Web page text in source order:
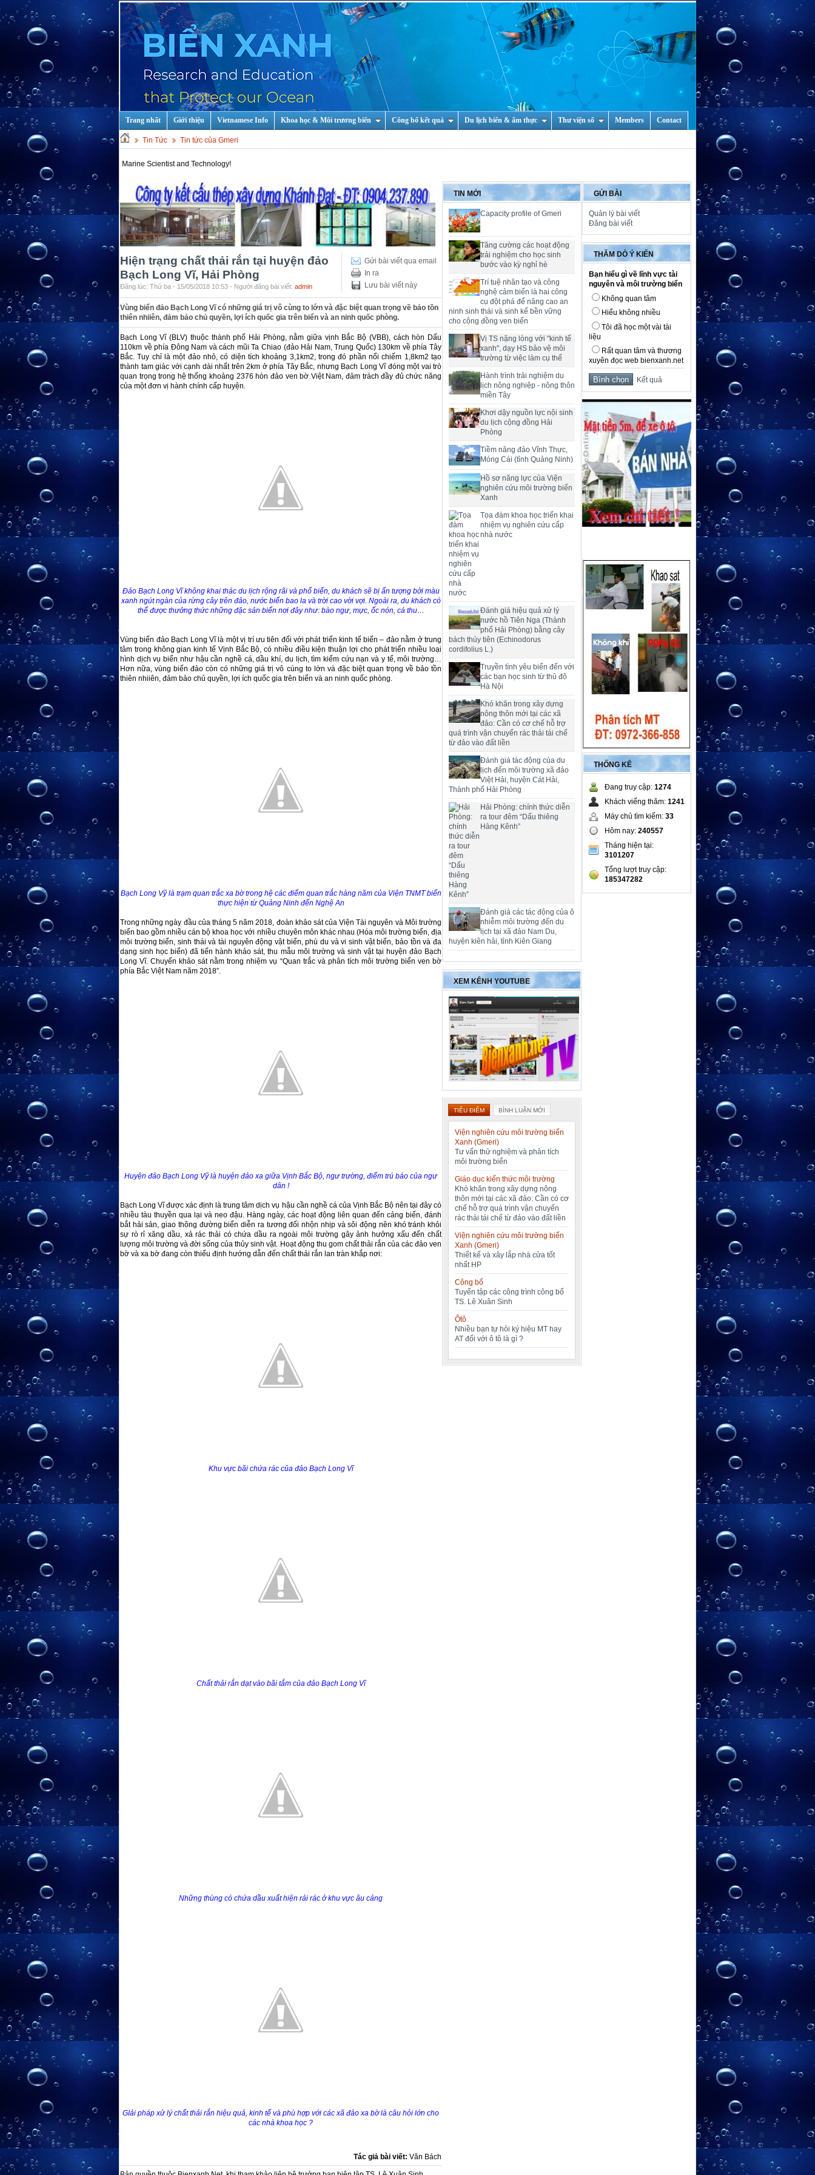
Trang nhất Giới thiệu Vietnamese Info Khoa học & Môi trương biển Công bố kết quả Du lịch biển & ẩm thực Thư viện số Members Contact
Tin Tức Tin tức của Gmeri
courses in Marine Scientist and Technology!
Gửi bài viết qua email
In ra
Lưu bài viết này
Hiện trạng chất thải rắn tại huyện đảo
Bạch Long Vĩ, Hải Phòng
Đăng lúc: Thứ ba - 15/05/2018 10:53 - Người đăng bài viết: admin
Vùng biển đảo Bạch Long Vĩ có những giá trị vô cùng to lớn và đặc biệt quan trọng về bảo tồn
thiên nhiiên, đảm bảo chủ quyền, lợi ích quốc gia trên biển và an ninh quốc phòng.
Bạch Long Vĩ (BLV) thuộc thành phố Hải Phòng, nằm giữa vịnh Bắc Bộ (VBB), cách hòn Dấu
110km về phía Đông Nam và cách mũi Ta Chiao (đảo Hải Nam, Trung Quốc) 130km về phía Tây
Bắc. Tuy chỉ là một đảo nhỏ, có diện tích khoảng 3,1km2, trong đó phần nổi chiếm 1,8km2 tạo
thành tam giác với cạnh dài nhất trên 2km ở phía Tây Bắc, nhưng Bạch Long Vĩ đóng một vai trò
quan trọng trong hệ thống khoảng 2376 hòn đảo ven bờ Việt Nam, đảm trách đầy đủ chức năng
của một đơn vị hành chính cấp huyện.
Đảo Bạch Long Vĩ không khai thác du lịch rộng rãi và phổ biến, du khách sẽ bị ấn tượng bởi màu
xanh ngút ngàn của rừng cây trên đảo, nước biển bao la và trời cao vời vợi. Ngoài ra, du khách có
thể được thưởng thức những đặc sản biển nơi đây như: bào ngư, mực, ốc nón, cá thu…
Vùng biển đảo Bạch Long Vĩ là một vị trí ưu tiên đối với phát triển kinh tế biển – đảo nằm ở trung
tâm trong không gian kinh tế Vịnh Bắc Bộ, có nhiều điều kiện thuận lợi cho phát triển nhiều loại
hình dịch vụ biển như hậu cần nghề cá, dầu khí, du lịch, tìm kiếm cứu nạn và y tế, môi trường…
Hơn nữa, vùng biển đảo còn có những giá trị vô cùng to lớn và đặc biệt quan trọng về bảo tồn
thiên nhiiên, đảm bảo chủ quyền, lợi ích quốc gia trên biển và an ninh quốc phòng.
Bạch Long Vỹ là trạm quan trắc xa bờ trong hệ các điểm quan trắc hàng năm của Viện TNMT biển
thực hiện từ Quảng Ninh đến Nghệ An
Trong những ngày đầu của tháng 5 năm 2018, đoàn khảo sát của Viện Tài nguyên và Môi trường
biển bao gồm nhiều cán bộ khoa học với nhiều chuyên môn khác nhau (Hóa môi trường biển, địa
môi trường biển, sinh thái và tài nguyên động vật biển, phù du và vi sinh vật biển, bảo tồn và đa
dạng sinh học biển) đã tiến hành khảo sát, thu mẫu môi trường và sinh vật tại huyện đảo Bạch
Long Vĩ. Chuyến khảo sát nằm trong nhiệm vụ “Quan trắc và phân tích môi trường biển ven bờ
phía Bắc Việt Nam năm 2018”.
Huyện đảo Bạch Long Vỹ là huyện đảo xa giữa Vịnh Bắc Bộ, ngư trường, điểm trú báo của ngư
dân !
Bạch Long Vĩ được xác định là trung tâm dịch vụ hậu cần nghề cá của Vịnh Bắc Bộ nên tại đây có
nhiều tàu thuyền qua lại và neo đậu. Hàng ngày, các hoạt động liên quan đến cảng biển, đánh
bắt hải sản, giao thông đường biển diễn ra tương đối nhộn nhịp và sôi động nên khó tránh khỏi
sự rò rỉ xăng dầu, xả rác thải có chứa dầu ra ngoài môi trường gây ảnh hưởng xấu đến chất
lượng môi trường và đời sống của thủy sinh vật. Hoạt động thu gom chất thải rắn của các đảo ven
bờ và xa bờ đang còn thiếu định hướng dẫn đến chất thải rắn lan tràn khắp nơi:
Khu vực bãi chứa rác của đảo Bạch Long Vĩ
Chất thải rắn dạt vào bãi tắm của đảo Bạch Long Vĩ
Những thùng có chứa dầu xuất hiện rải rác ở khu vực âu cảng
GIải pháp xử lý chất thải rắn hiệu quả, kinh tế và phù hợp với các xã đảo xa bờ là câu hỏi lớn cho
các nhà khoa học ?
Tác giả bài viết: Văn Bách
TIN MỚI
Capacity profile of Gmeri
Tăng cường các hoạt động
trải nghiệm cho học sinh
bước vào kỳ nghỉ hè
Trí tuệ nhân tạo và công
nghệ cảm biến là hai công
cụ đột phá để nâng cao an
ninh sinh thái và sinh kế bền vững
cho cộng đồng ven biển
Vị TS nặng lòng với "kinh tế
xanh", dạy HS bảo vệ môi
trường từ việc làm cụ thể
Hành trình trải nghiệm du
lịch nông nghiệp - nông thôn
miền Tây
Khơi dậy nguồn lực nội sinh
du lịch cộng đồng Hải
Phòng
Tiềm năng đảo Vĩnh Thực,
Móng Cái (tỉnh Quảng Ninh)
Hồ sơ năng lực của Viện
nghiên cứu môi trường biển
Xanh
Tọa đàm khoa học triển khai
nhiệm vụ nghiên cứu cấp
nhà nước
Đánh giá hiệu quả xử lý
nước hồ Tiên Nga (Thành
phố Hải Phòng) bằng cây
bách thủy tiên (Echinodorus
cordifolius L.)
Truyền tình yêu biển đến với
các bạn học sinh từ thủ đô
Hà Nội
Khó khăn trong xây dựng
nông thôn mới tại các xã
đảo: Cần có cơ chế hỗ trợ
quá trình vận chuyển rác thải tái chế
từ đảo vào đất liền
Đánh giá tác động của du
lịch đến môi trường xã đảo
Việt Hải, huyện Cát Hải,
Thành phố Hải Phòng
Hải Phòng: chính thức diễn
ra tour đêm “Dấu thiêng
Hàng Kênh”
Đánh giá các tác động của ô
nhiễm môi trường đến du
lịch tại xã đảo Nam Du,
huyện kiên hải, tỉnh Kiên Giang
XEM KÊNH YOUTUBE
TIÊU ĐIỂM BÌNH LUẬN MỚI
Viện nghiên cứu môi trường biển
Xanh (Gmeri)
Tư vấn thử nghiệm và phân tích
môi trường biển
Giáo dục kiến thức môi trường
Khó khăn trong xây dựng nông
thôn mới tại các xã đảo: Cần có cơ
chế hỗ trợ quá trình vận chuyển
rác thải tái chế từ đảo vào đất liền
Viện nghiên cứu môi trường biển
Xanh (Gmeri)
Thiết kế và xây lắp nhà cửa tốt
nhất HP
Công bố
Tuyển tập các công trình công bố
TS. Lê Xuân Sinh
Ôtô
Nhiều bạn tự hỏi ký hiệu MT hay
AT đối với ô tô là gì ?
GỬI BÀI
Quản lý bài viết
Đăng bài viết
THĂM DÒ Ý KIẾN
Bạn hiểu gì về lĩnh vực tài
nguyên và môi trường biển
Không quan tâm
Hiểu không nhiều
Tôi đã học một vài tài
liệu
Rất quan tâm và thương
xuyên đọc web bienxanh.net
Kết quả
THỐNG KÊ
Đang truy cập: 1274
Khách viếng thăm: 1241
Máy chủ tìm kiếm: 33
Hôm nay: 240557
Tháng hiện tại:
3101207
Tổng lượt truy cập:
185347282